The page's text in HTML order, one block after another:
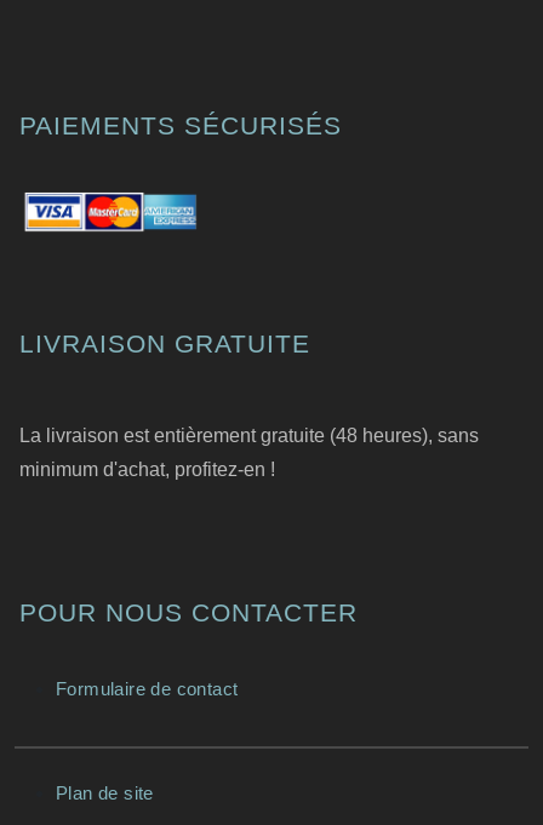
PAIEMENTS SÉCURISÉS
LIVRAISON GRATUITE
La livraison est entièrement gratuite (48 heures), sans
minimum d'achat, profitez-en !
POUR NOUS CONTACTER
Formulaire de contact
Plan de site